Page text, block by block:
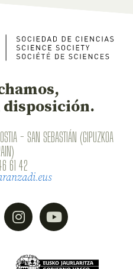
disposición.
- SAN SEBASTIÁN (GIPUZKOA
61 42